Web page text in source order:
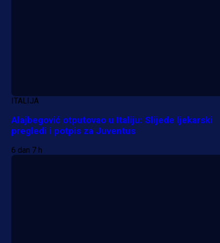
Više vijesti
ITALIJA
Alajbegović otputovao u Italiju: Slijede ljekarski
pregledi i potpis za Juventus
6 dan 7 h